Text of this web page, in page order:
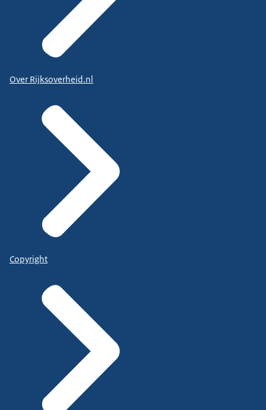
Over Rijksoverheid.nl
Copyright